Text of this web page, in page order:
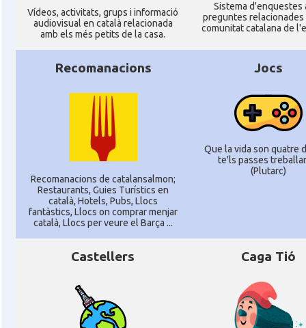
Casal Casal Català de Nantes "Tirant lo Blanc\"
Casal Casal Català de Tolosa de Llenguadoc
Casal
Centre Català d'Occitània
Casal
Centre Cultural Català - Casal Jaume I
Casal Cercle Català de Marsella
Acció Oficina d'ACCIÓ Paris
Delegació Delegació del Govern a França
Ví­deos, activitats, grups i informació
audiovisual en català relacionada
amb els més petits de la casa.
Sistema d'enquestes
preguntes relacionades
comunitat catalana de
Recomanacions
Recomanacions de catalansalmon;
Restaurants, Guies Turístics en
català, Hotels, Pubs, Llocs
fantàstics, Llocs on comprar menjar
català, Llocs per veure el Barça ...
Jocs
Que la vida son quatre
te'ls passes
(Plutarc)
Castellers Caga Tió